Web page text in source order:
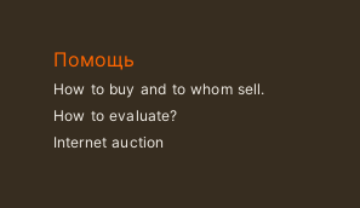
Помощь
How to buy and to whom sell.
How to evaluate?
Internet auction